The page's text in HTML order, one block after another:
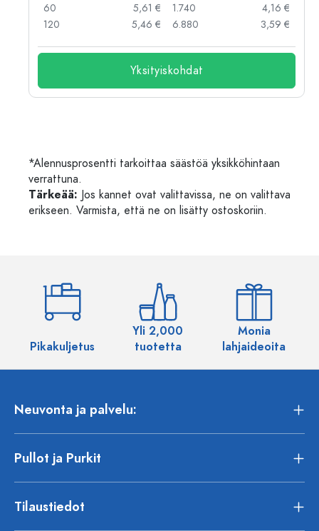
60
5,61 €
120
5,46 €
1.740
4,16 €
6.880
3,59 €
Yksityiskohdat
*Alennusprosentti tarkoittaa säästöä yksikköhintaan
verrattuna.
Tärkeää: Jos kannet ovat valittavissa, ne on valittava
erikseen. Varmista, että ne on lisätty ostoskoriin.
Pikakuljetus
Yli 2,000
tuotetta
Monia
lahjaideoita
Neuvonta ja palvelu:
Pullot ja Purkit
Tilaustiedot